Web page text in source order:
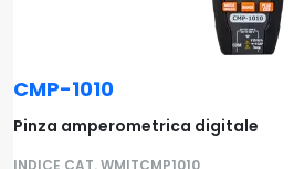
CMP-1010
Pinza amperometrica digitale
INDICE CAT. WMITCMP1010